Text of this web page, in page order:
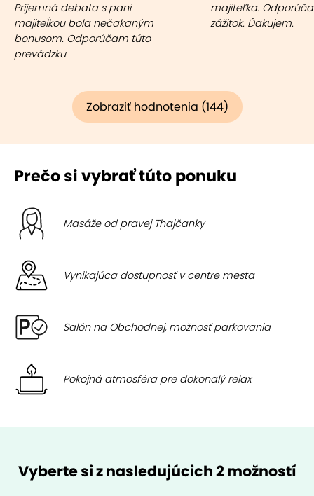
Príjemná debata s pani
majiteĺkou bola nečakaným
bonusom. Odporúčam túto
prevádzku
majiteľka.
zážitok. Ďakujem.
Zobraziť hodnotenia (144)
Prečo si vybrať túto ponuku
Masáže od pravej Thajčanky
Vynikajúca dostupnosť v centre mesta
Salón na Obchodnej, možnosť parkovania
Pokojná atmosféra pre dokonalý relax
Vyberte si z nasledujúcich 2 možností